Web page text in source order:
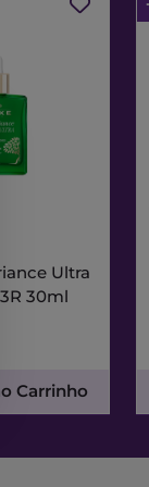
Ultra
30ml
Carrinho